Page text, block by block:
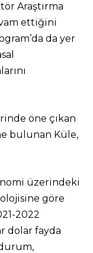
Araştırma
ettiğini
da yer
öne çıkan
bulunan Küle,
üzerindeki
göre
2022
dolar fayda